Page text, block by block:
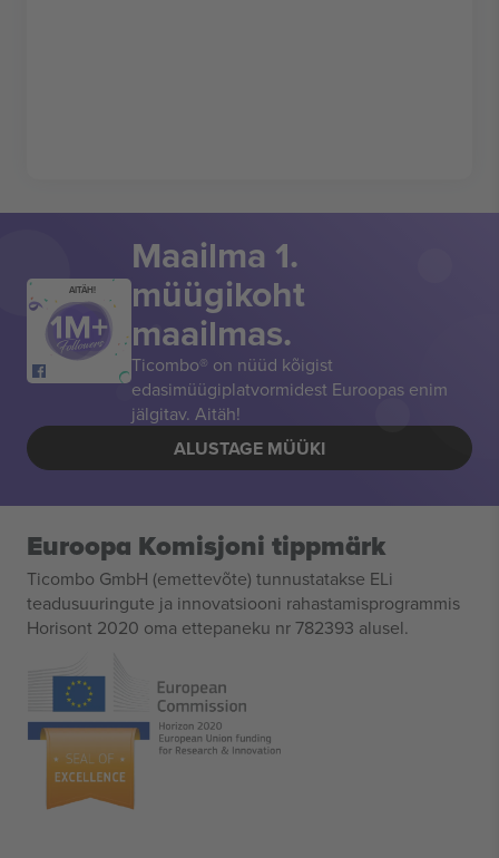
AITÄH!
Maailma 1.
müügikoht
maailmas.
Ticombo® on nüüd kõigist
edasimüügiplatvormidest Euroopas enim
jälgitav. Aitäh!
ALUSTAGE MÜÜKI
Euroopa Komisjoni tippmärk
Ticombo GmbH (emettevõte) tunnustatakse ELi
teadusuuringute ja innovatsiooni rahastamisprogrammis
Horisont 2020 oma ettepaneku nr 782393 alusel.